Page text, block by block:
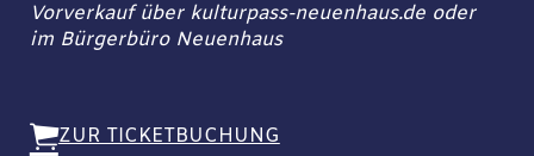
Vorverkauf über kulturpass-neuenhaus.de oder
im Bürgerbüro Neuenhaus
ZUR TICKETBUCHUNG